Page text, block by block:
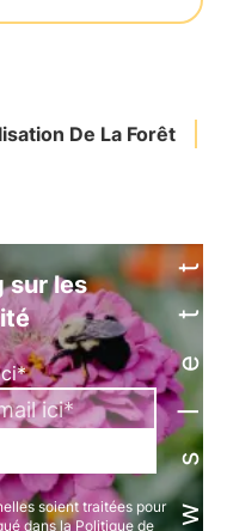
De La ForêtNewsletter
sur les
soient traitées pour
dans laPolitique de